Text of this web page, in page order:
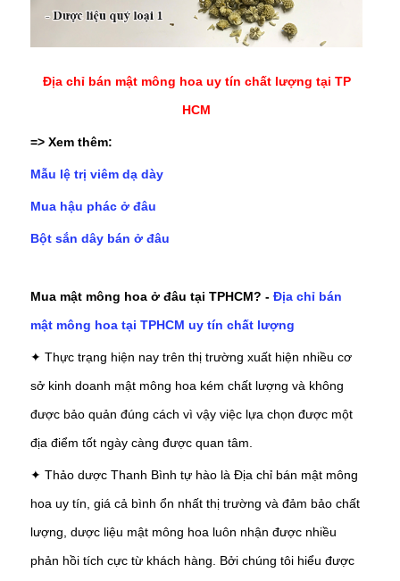
Địa chỉ bán mật mông hoa uy tín chất lượng tại TP
HCM
=> Xem thêm:
Mẫu lệ trị viêm dạ dày
Mua hậu phác ở đâu
Bột sắn dây bán ở đâu
Mua mật mông hoa ở đâu tại TPHCM? - Địa chỉ bán
mật mông hoa tại TPHCM uy tín chất lượng
✦ Thực trạng hiện nay trên thị trường xuất hiện nhiều cơ
sở kinh doanh mật mông hoa kém chất lượng và không
được bảo quản đúng cách vì vậy việc lựa chọn được một
địa điểm tốt ngày càng được quan tâm.
✦ Thảo dược Thanh Bình tự hào là Địa chỉ bán mật mông
hoa uy tín, giá cả bình ổn nhất thị trường và đảm bảo chất
lượng, dược liệu mật mông hoa luôn nhận được nhiều
phản hồi tích cực từ khách hàng. Bởi chúng tôi hiểu được